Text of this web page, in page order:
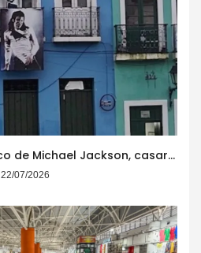
Cenário de clipe icônico de Michael Jackson, casarão azul no centro do Pelourinho enfrenta ordem de desocupação
22/07/2026